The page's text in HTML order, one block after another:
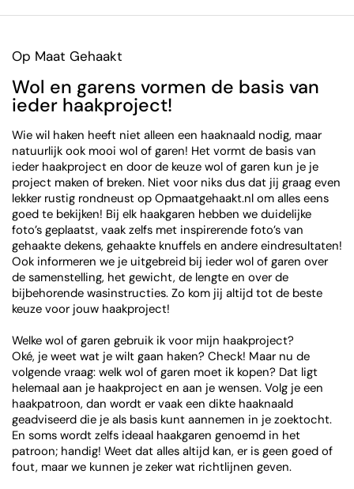
Op Maat Gehaakt
Wol en garens vormen de basis van
ieder haakproject!
Wie wil haken heeft niet alleen een haaknaald nodig, maar
natuurlijk ook mooi wol of garen! Het vormt de basis van
ieder haakproject en door de keuze wol of garen kun je je
project maken of breken. Niet voor niks dus dat jij graag even
lekker rustig rondneust op Opmaatgehaakt.nl om alles eens
goed te bekijken! Bij elk haakgaren hebben we duidelijke
foto’s geplaatst, vaak zelfs met inspirerende foto’s van
gehaakte dekens, gehaakte knuffels en andere eindresultaten!
Ook informeren we je uitgebreid bij ieder wol of garen over
de samenstelling, het gewicht, de lengte en over de
bijbehorende wasinstructies. Zo kom jij altijd tot de beste
keuze voor jouw haakproject!
Welke wol of garen gebruik ik voor mijn haakproject?
Oké, je weet wat je wilt gaan haken? Check! Maar nu de
volgende vraag: welk wol of garen moet ik kopen? Dat ligt
helemaal aan je haakproject en aan je wensen. Volg je een
haakpatroon, dan wordt er vaak een dikte haaknaald
geadviseerd die je als basis kunt aannemen in je zoektocht.
En soms wordt zelfs ideaal haakgaren genoemd in het
patroon; handig! Weet dat alles altijd kan, er is geen goed of
fout, maar we kunnen je zeker wat richtlijnen geven.